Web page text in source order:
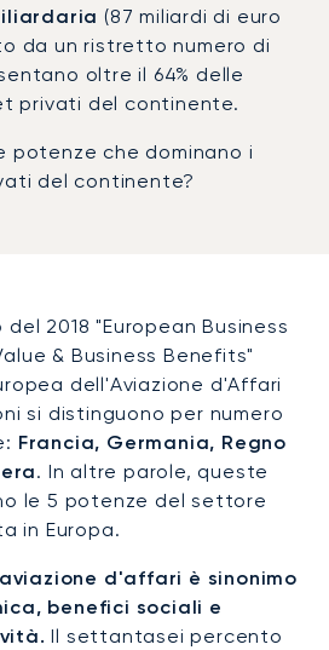
(87 miliardi di euro
da un ristretto numero di
oltre il 64% delle
privati del continente.
potenze che dominano i
del continente?
2018 "European Business
& Business Benefits"
dell'Aviazione d'Affari
si distinguono per numero
Francia, Germania, Regno
. In altre parole, queste
le 5 potenze del settore
in Europa.
d'affari è sinonimo
benefici sociali e
Il settantasei percento